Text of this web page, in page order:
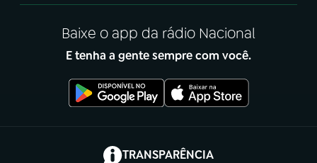
Baixe o app da rádio Nacional
E tenha a gente sempre com você.
TRANSPARÊNCIA
(abre em nova aba)